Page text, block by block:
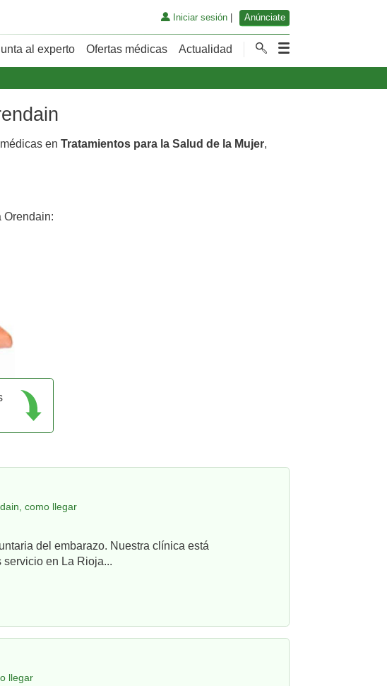
Iniciar sesión| Anúnciate
al experto Ofertas médicas Actualidad
en Tratamientos para la Salud de la Mujer,
Orendain:
como llegar
del embarazo. Nuestra clínica está
servicio en La Rioja...
llegar